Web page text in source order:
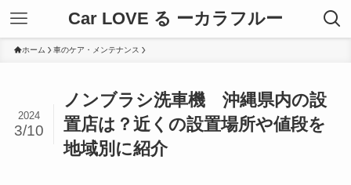
Car LOVE る ーカラフルー
ホーム 車のケア・メンテナンス
ノンブラシ洗車機 沖縄県内の設
置店は？近くの設置場所や値段を
地域別に紹介
2024
3/10